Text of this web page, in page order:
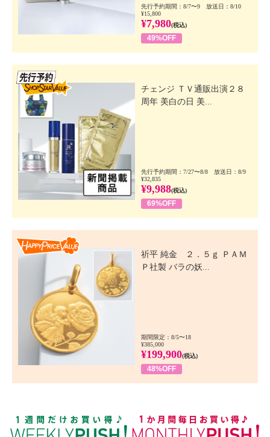
先行予約期間：8/7〜9 放送日：8/10
¥15,800
¥7,980(税込)
49%OFF
チェンジ ＴＶ通販出演２８
周年 美白の日 美...
先行予約期間：7/27〜8/8 放送日：8/9
¥32,835
¥9,988(税込)
69%OFF
祈平 純金 ２．５ｇ ＰＡＭ
Ｐ社製 バラの妖...
期間限定：8/5〜18
¥385,000
¥199,900(税込)
48%OFF